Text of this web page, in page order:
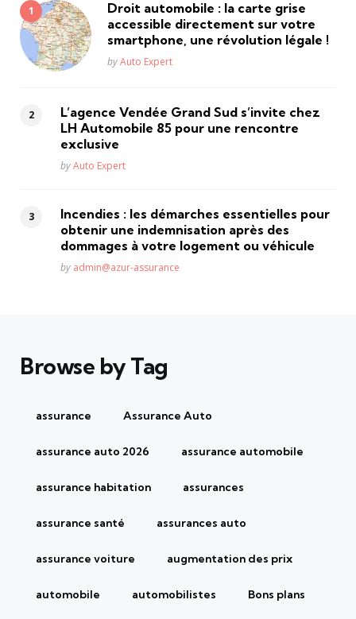
Droit automobile : la carte grise
accessible directement sur votre
smartphone, une révolution légale !
Posted
byAuto Expert
L’agence Vendée Grand Sud s’invite chez
LH Automobile 85 pour une rencontre
exclusive
Posted
byAuto Expert
Incendies : les démarches essentielles pour
obtenir une indemnisation après des
dommages à votre logement ou véhicule
Posted
by admin@azur-assurance
Browse by Tag
assurance Assurance Auto
assurance auto 2026 assurance automobile
assurance habitation assurances
assurance santé assurances auto
assurance voiture augmentation des prix
automobile automobilistes Bons plans